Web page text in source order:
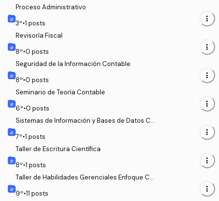
Proceso Administrativo
3º•1 posts more_vert
Revisoría Fiscal
8º•0 posts more_vert
Seguridad de la Información Contable
8º•0 posts more_vert
Seminario de Teoría Contable
6º•0 posts more_vert
Sistemas de Información y Bases de Datos Co
7º•1 posts more_vert
Taller de Escritura Científica
8º•1 posts more_vert
Taller de Habilidades Gerenciales Enfoque Co
9º•11 posts more_vert